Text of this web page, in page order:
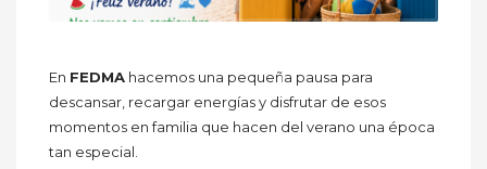
En FEDMA hacemos una pequeña pausa para
descansar, recargar energías y disfrutar de esos
momentos en familia que hacen del verano una época
tan especial.